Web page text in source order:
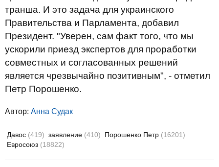
транша. И это задача для украинского
Правительства и Парламента, добавил
Президент. "Уверен, сам факт того, что мы
ускорили приезд экспертов для проработки
совместных и согласованных решений
является чрезвычайно позитивным", - отметил
Петр Порошенко.
Автор: Анна Судак
Давос (419) заявление (410) Порошенко Петр (16201)
Евросоюз (18822)